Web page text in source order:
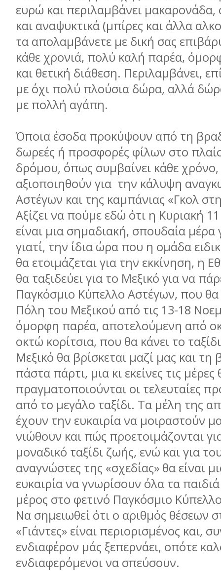
ευρώ και περιλαμβάνει μακαρονάδα,
και αναψυκτικά (μπίρες και άλλα
τα απολαμβάνετε με δική σας
κάθε χρονιά, πολύ καλή παρέα,
και θετική διάθεση. Περιλαμβάνει,
με όχι πολύ πλούσια δώρα, αλλά
με πολλή αγάπη.
Όποια έσοδα προκύψουν από τη
δωρεές ή προσφορές φίλων στο
δρόμου, όπως συμβαίνει κάθε
αξιοποιηθούν για την κάλυψη
Αστέγων και της καμπάνιας «Γκολ
Αξίζει να πούμε εδώ ότι η Κυριακή
είναι μια σημαδιακή, σπουδαία μέρα
γιατί, την ίδια ώρα που η ομάδα
θα ετοιμάζεται για την εκκίνηση, η
θα ταξιδεύει για το Μεξικό για να
Παγκόσμιο Κύπελλο Αστέγων, που θα
Πόλη του Μεξικού από τις 13-18
όμορφη παρέα, αποτελούμενη από
οκτώ κορίτσια, που θα κάνει το
Μεξικό θα βρίσκεται μαζί μας και τη
πάστα πάρτι, μια κι εκείνες τις μέρες
πραγματοποιούνται οι τελευταίες
από το μεγάλο ταξίδι. Τα μέλη της
έχουν την ευκαιρία να μοιραστούν
νιώθουν και πώς προετοιμάζονται
μοναδικό ταξίδι ζωής, ενώ και για
αναγνώστες της «σχεδίας» θα είναι
ευκαιρία να γνωρίσουν όλα τα
μέρος στο φετινό Παγκόσμιο
Να σημειωθεί ότι ο αριθμός θέσεων
«Γιάντες» είναι περιορισμένος και,
ενδιαφέρον μάς ξεπερνάει, οπότε
ενδιαφερόμενοι να σπεύσουν.